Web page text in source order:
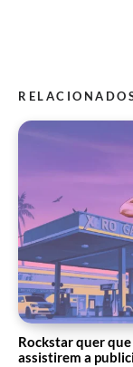
Rockstar quer
assistirem a